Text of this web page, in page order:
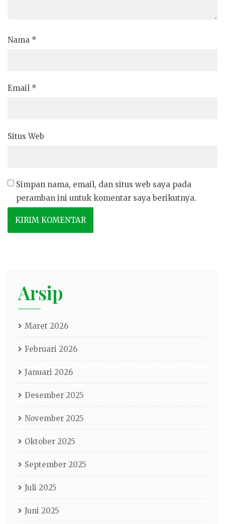
Nama *
Email *
Situs Web
Simpan nama, email, dan situs web saya pada
peramban ini untuk komentar saya berikutnya.
Arsip
Maret 2026
Februari 2026
Januari 2026
Desember 2025
November 2025
Oktober 2025
September 2025
Juli 2025
Juni 2025